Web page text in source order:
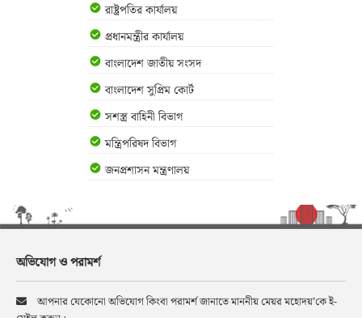
রাষ্ট্রপতির কার্যালয়
প্রধানমন্ত্রীর কার্যালয়
বাংলাদেশ জাতীয় সংসদ
বাংলাদেশ সুপ্রিম কোর্ট
সশস্ত্র বাহিনী বিভাগ
মন্ত্রিপরিষদ বিভাগ
জনপ্রশাসন মন্ত্রণালয়
অভিযোগ ও পরামর্শ
আপনার যেকোনো অভিযোগ কিংবা পরামর্শ জানাতে মাননীয় মেয়র মহোদয়’কে ই-